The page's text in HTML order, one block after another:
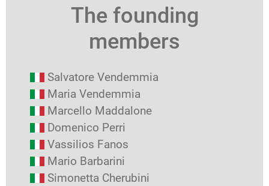
The founding
members
Salvatore Vendemmia
Maria Vendemmia
Marcello Maddalone
Domenico Perri
Vassilios Fanos
Mario Barbarini
Simonetta Cherubini